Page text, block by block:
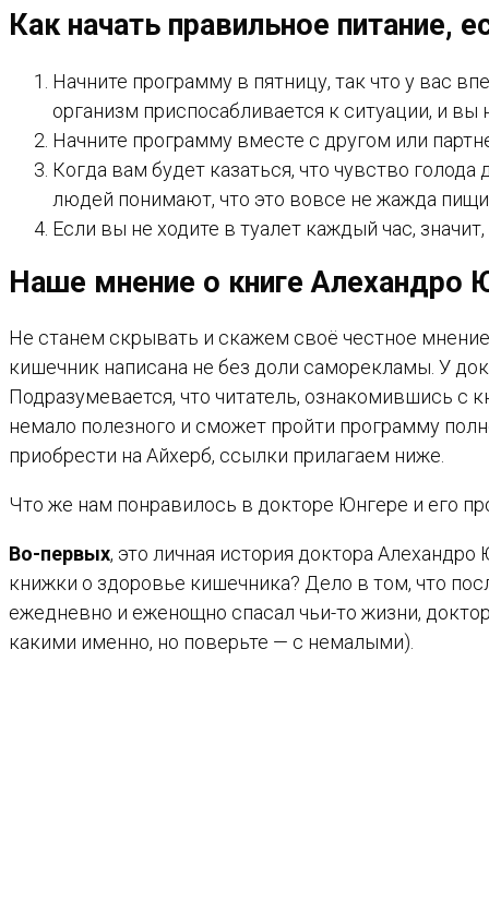
Как начать правильное питание,
Начните программу в пятницу, так что у вас
организм приспосабливается к ситуации, и вы
Начните программу вместе с другом или
Когда вам будет казаться, что чувство
людей понимают, что это вовсе не жажда
Если вы не ходите в туалет каждый час,
Наше мнение о книге Алехандро
Не станем скрывать и скажем своё честное
кишечник написана не без доли саморекламы. У
Подразумевается, что читатель, ознакомившись с
немало полезного и сможет пройти программу
приобрести на Айхерб, ссылки прилагаем ниже.
Что же нам понравилось в докторе Юнгере и его
Во-первых, это личная история доктора
книжки о здоровье кишечника? Дело в том, что
ежедневно и еженощно спасал чьи-то жизни,
какими именно, но поверьте — с немалыми).